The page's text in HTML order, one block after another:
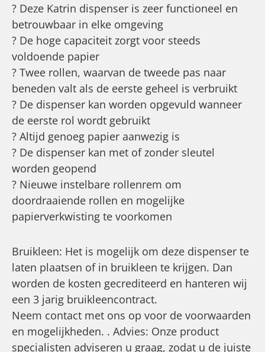
? Deze Katrin dispenser is zeer functioneel en
betrouwbaar in elke omgeving
? De hoge capaciteit zorgt voor steeds
voldoende papier
? Twee rollen, waarvan de tweede pas naar
beneden valt als de eerste geheel is verbruikt
? De dispenser kan worden opgevuld wanneer
de eerste rol wordt gebruikt
? Altijd genoeg papier aanwezig is
? De dispenser kan met of zonder sleutel
worden geopend
? Nieuwe instelbare rollenrem om
doordraaiende rollen en mogelijke
papierverkwisting te voorkomen
Bruikleen: Het is mogelijk om deze dispenser te
laten plaatsen of in bruikleen te krijgen. Dan
worden de kosten gecrediteerd en hanteren wij
een 3 jarig bruikleencontract.
Neem contact met ons op voor de voorwaarden
en mogelijkheden. . Advies: Onze product
specialisten adviseren u graag, zodat u de juiste